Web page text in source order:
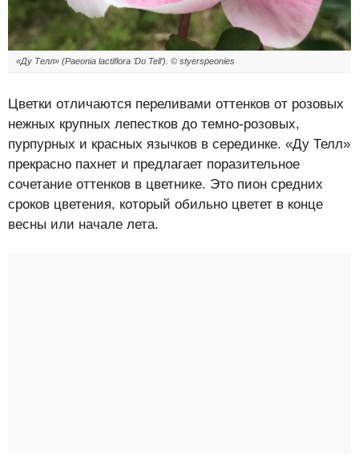
«Ду Телл» (Paeonia lactiflora ’Do Tell’). © styerspeonies
Цветки отличаются переливами оттенков от розовых
нежных крупных лепестков до темно-розовых,
пурпурных и красных язычков в серединке. «Ду Телл»
прекрасно пахнет и предлагает поразительное
сочетание оттенков в цветнике. Это пион средних
сроков цветения, который обильно цветет в конце
весны или начале лета.